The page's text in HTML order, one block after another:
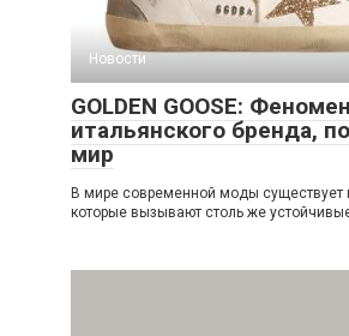
Новости
GOLDEN GOOSE: Феномен
итальянского бренда,
мир
В мире современной моды существует
которые вызывают столь же